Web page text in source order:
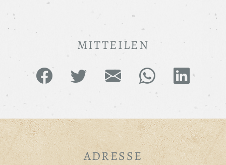
MITTEILEN
ADRESSE